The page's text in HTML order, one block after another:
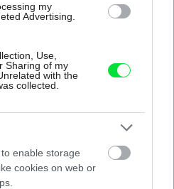
my
Advertising.
Use,
Sharing of my
with the
collected.
enable storage
cookies on web or